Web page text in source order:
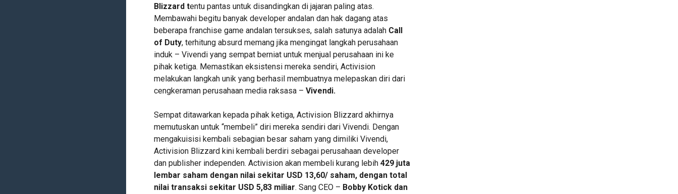
Blizzard tentu pantas untuk disandingkan di jajaran paling atas.
Membawahi begitu banyak developer andalan dan hak dagang atas
beberapa franchise game andalan tersukses, salah satunya adalah Call
of Duty, terhitung absurd memang jika mengingat langkah perusahaan
induk – Vivendi yang sempat berniat untuk menjual perusahaan ini ke
pihak ketiga. Memastikan eksistensi mereka sendiri, Activision
melakukan langkah unik yang berhasil membuatnya melepaskan diri dari
cengkeraman perusahaan media raksasa – Vivendi.
Sempat ditawarkan kepada pihak ketiga, Activision Blizzard akhirnya
memutuskan untuk “membeli” diri mereka sendiri dari Vivendi. Dengan
mengakuisisi kembali sebagian besar saham yang dimiliki Vivendi,
Activision Blizzard kini kembali berdiri sebagai perusahaan developer
dan publisher independen. Activision akan membeli kurang lebih429 juta
lembar saham dengan nilai sekitar USD 13,60/ saham, dengan total
nilai transaksi sekitar USD 5,83 miliar. Sang CEO – Bobby Kotick dan